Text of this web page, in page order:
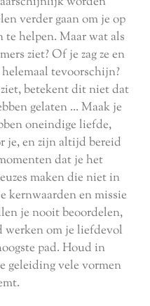
verder gaan om je op
te helpen. Maar wat als
ziet? Of je zag ze en
tevoorschijn?
betekent dit niet dat
gelaten ... Maak je
oneindige liefde,
je, en zijn altijd bereid
dat je het
maken die niet in
kernwaarden en missie
je nooit beoordelen,
werken om je liefdevol
pad. Houd in
geleiding vele vormen